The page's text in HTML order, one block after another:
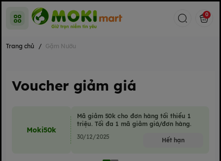
0
Trang chủ / Gặm Nướu
Voucher giảm giá
Moki50k
Mã giảm 50k cho đơn hàng tối thiểu 1
triệu. Tối đa 1 mã giảm giá/đơn hàng.
30/12/2025
Hết hạn